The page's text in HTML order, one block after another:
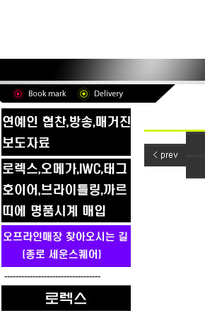
----------------------------------